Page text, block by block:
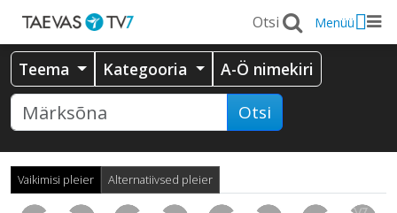
Menüü
Teema Kategooria A-Ö nimekiri
Otsi
Vaikimisi pleier Alternatiivsed pleier